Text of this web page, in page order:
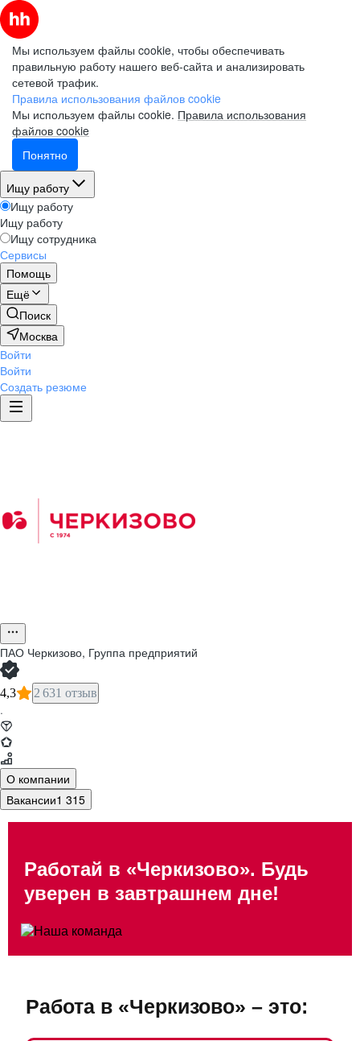
Мы используем файлы cookie, чтобы обеспечивать
правильную работу нашего веб-сайта и анализировать
сетевой трафик.
Правила использования файлов cookie
Мы используем файлы cookie. Правила использования
файлов cookie
Понятно
Ищу работу
Ищу работу
Ищу работу
Ищу сотрудника
Сервисы
Помощь
Ещё
Поиск
Москва
Войти
Войти
Создать резюме
ПАО Черкизово, Группа предприятий
4,3 2 631 отзыв
·
О компании
Вакансии1 315
Работай в «Черкизово». Будь
уверен в завтрашнем дне!
Работа в «Черкизово» – это: